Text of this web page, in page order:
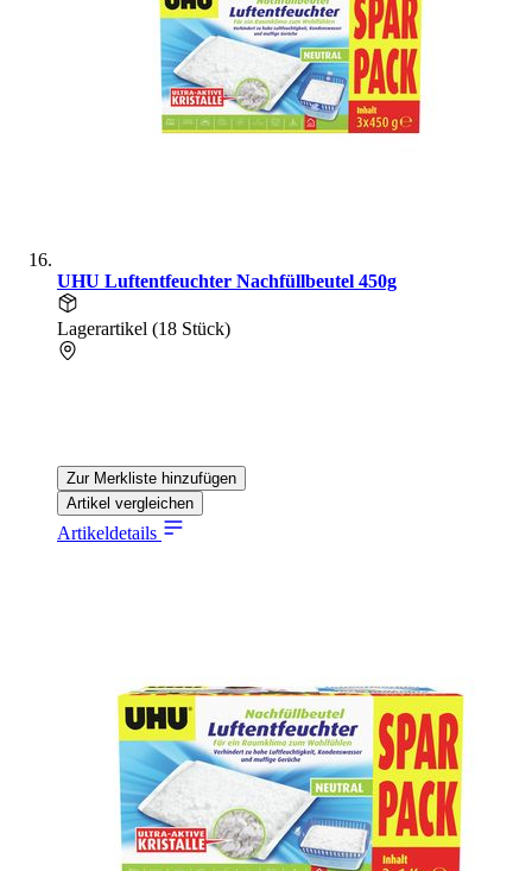
UHU Luftentfeuchter Nachfüllbeutel 450g
Lagerartikel (18 Stück)
Zur Merkliste hinzufügen
Artikel vergleichen
Artikeldetails